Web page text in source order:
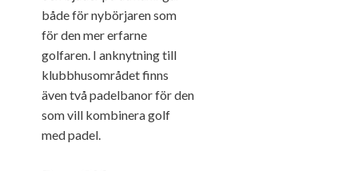
både för nybörjaren som
för den mer erfarne
golfaren. I anknytning till
klubbhusområdet finns
även två padelbanor för den
som vill kombinera golf
med padel.